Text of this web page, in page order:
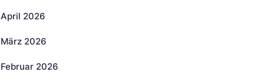
April 2026
März 2026
Februar 2026